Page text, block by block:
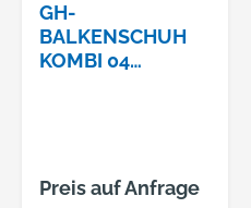
GH-
BALKENSCHUH
KOMBI 04
Preis auf Anfrage